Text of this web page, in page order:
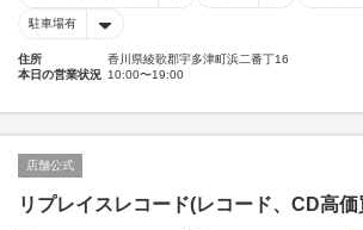
駐車場有
住所
香川県綾歌郡宇多津町浜二番丁16
本日の営業状況 10:00〜19:00
店舗公式
リプレイスレコード(レコード、CD高価